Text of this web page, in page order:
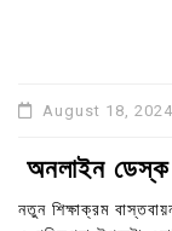
August 18, 2024
অনলাইন ডেস্ক
নতুন শিক্ষাক্রম